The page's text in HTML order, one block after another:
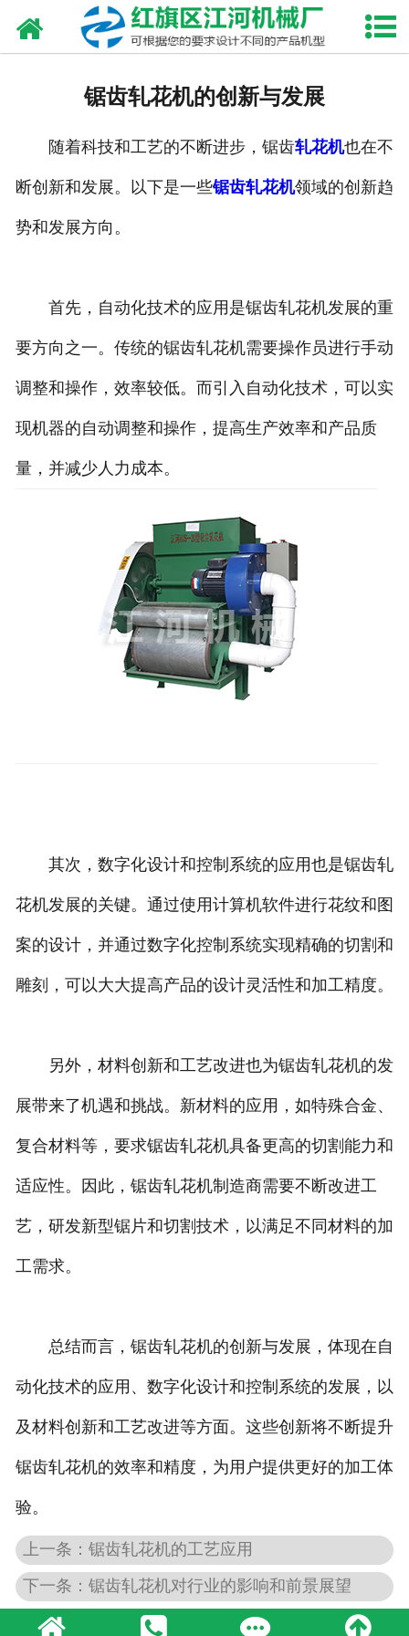
网站首页
发货现场
视频中心
联系我们
锯齿轧花机的创新与发展
随着科技和工艺的不断进步，锯齿轧花机也在不
断创新和发展。以下是一些锯齿轧花机领域的创新趋
势和发展方向。
首先，自动化技术的应用是锯齿轧花机发展的重
要方向之一。传统的锯齿轧花机需要操作员进行手动
调整和操作，效率较低。而引入自动化技术，可以实
现机器的自动调整和操作，提高生产效率和产品质
量，并减少人力成本。
其次，数字化设计和控制系统的应用也是锯齿轧
花机发展的关键。通过使用计算机软件进行花纹和图
案的设计，并通过数字化控制系统实现精确的切割和
雕刻，可以大大提高产品的设计灵活性和加工精度。
另外，材料创新和工艺改进也为锯齿轧花机的发
展带来了机遇和挑战。新材料的应用，如特殊合金、
复合材料等，要求锯齿轧花机具备更高的切割能力和
适应性。因此，锯齿轧花机制造商需要不断改进工
艺，研发新型锯片和切割技术，以满足不同材料的加
工需求。
总结而言，锯齿轧花机的创新与发展，体现在自
动化技术的应用、数字化设计和控制系统的发展，以
及材料创新和工艺改进等方面。这些创新将不断提升
锯齿轧花机的效率和精度，为用户提供更好的加工体
验。
上一条：锯齿轧花机的工艺应用
下一条：锯齿轧花机对行业的影响和前景展望